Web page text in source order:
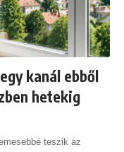
kanál ebből
hetekig
teszik az